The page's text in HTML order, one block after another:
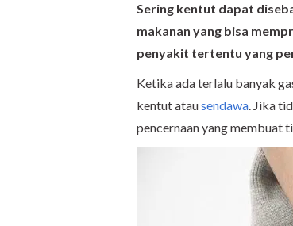
Sering kentut dapat
makanan yang bisa
penyakit tertentu yang
Ketika ada terlalu banyak
kentut atausendawa. Jika
pencernaan yang membuat